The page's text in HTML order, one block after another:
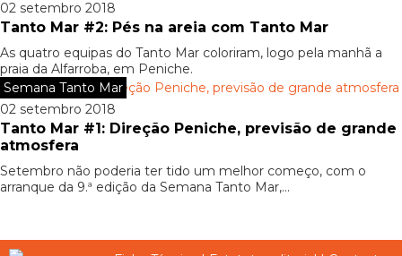
02 setembro 2018
Tanto Mar #2: Pés na areia com Tanto Mar
As quatro equipas do Tanto Mar coloriram, logo pela manhã a
praia da Alfarroba, em Peniche.
Semana Tanto Mar
02 setembro 2018
Tanto Mar #1: Direção Peniche, previsão de grande
atmosfera
Setembro não poderia ter tido um melhor começo, com o
arranque da 9.ª edição da Semana Tanto Mar,...